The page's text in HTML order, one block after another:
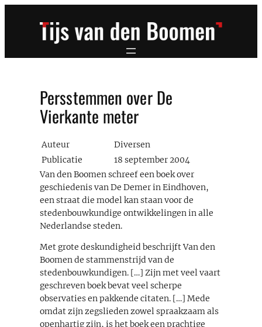
Persstemmen over De
Vierkante meter
Auteur
Diversen
Publicatie
18 september 2004
Van den Boomen schreef een boek over
geschiedenis van De Demer in Eindhoven,
een straat die model kan staan voor de
stedenbouwkundige ontwikkelingen in alle
Nederlandse steden.
Met grote deskundigheid beschrijft Van den
Boomen de stammenstrijd van de
stedenbouwkundigen. […] Zijn met veel vaart
geschreven boek bevat veel scherpe
observaties en pakkende citaten. […] Mede
omdat zijn zegslieden zowel spraakzaam als
openhartig zijn, is het boek een prachtige